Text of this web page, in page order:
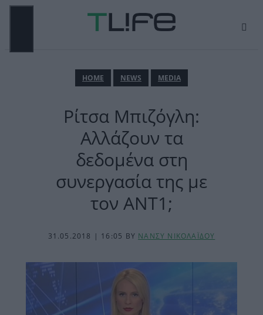
Μετάβαση
ΗΟΜΕ NEWS MEDIA
Ρίτσα Μπιζόγλη:
Αλλάζουν τα
δεδομένα στη
συνεργασία της με
τον ΑΝΤ1;
31.05.2018 | 16:05 BY ΝΑΝΣΥ ΝΙΚΟΛΑΪΔΟΥ